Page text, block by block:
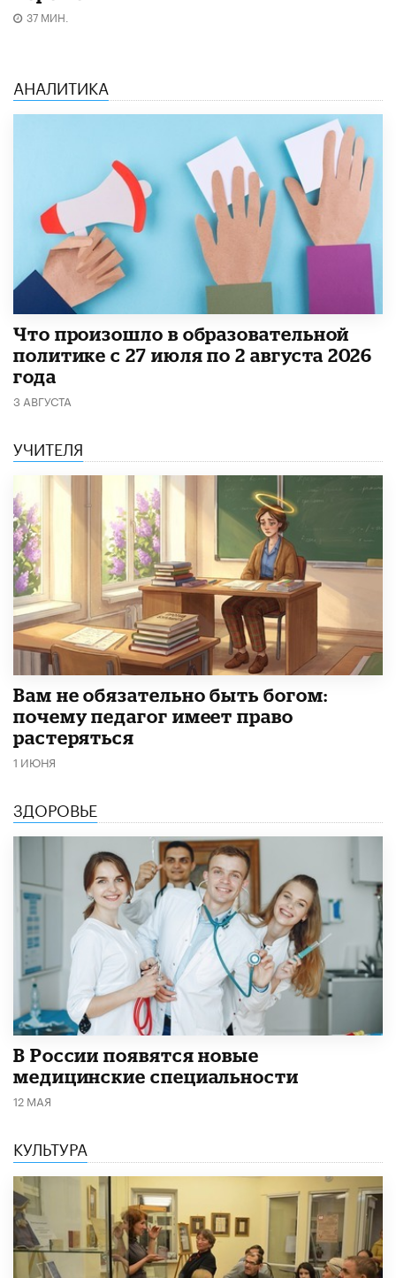
37 МИН.
АНАЛИТИКА
​Что произошло в образовательной
политике с 27 июля по 2 августа 2026
года
3 АВГУСТА
УЧИТЕЛЯ
​Вам не обязательно быть богом:
почему педагог имеет право
растеряться
1 ИЮНЯ
ЗДОРОВЬЕ
В России появятся новые
медицинские специальности
12 МАЯ
КУЛЬТУРА